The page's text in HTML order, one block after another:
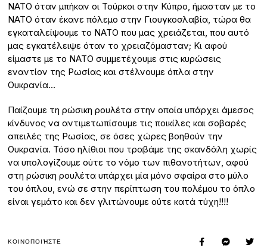
ΝΑΤΟ όταν μπήκαν οι Τούρκοι στην Κύπρο, ήμασταν με το
ΝΑΤΟ όταν έκανε πόλεμο στην Γιουγκοσλαβία, τώρα θα
εγκαταλείψουμε το ΝΑΤΟ που μας χρειάζεται, που αυτό
μας εγκατέλειψε όταν το χρειαζόμασταν; Κι αφού
είμαστε με το ΝΑΤΟ συμμετέχουμε στις κυρώσεις
εναντίον της Ρωσίας και στέλνουμε όπλα στην
Ουκρανία…
Παίζουμε τη ρώσικη ρουλέτα στην οποία υπάρχει άμεσος
κίνδυνος να αντιμετωπίσουμε τις ποικίλες και σοβαρές
απειλές της Ρωσίας, σε όσες χώρες βοηθούν την
Ουκρανία. Τόσο ηλίθιοι που τραβάμε της σκανδάλη χωρίς
να υπολογίζουμε ούτε το νόμο των πιθανοτήτων, αφού
στη ρώσικη ρουλέτα υπάρχει μία μόνο σφαίρα στο μύλο
του όπλου, ενώ σε στην περίπτωση του πολέμου το όπλο
είναι γεμάτο και δεν γλιτώνουμε ούτε κατά τύχη!!!!
ΚΟΙΝΟΠΟΙΉΣΤΕ